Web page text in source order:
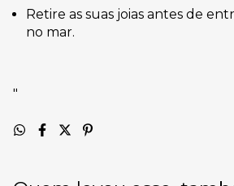
Retire as suas joias antes de
no mar.
"